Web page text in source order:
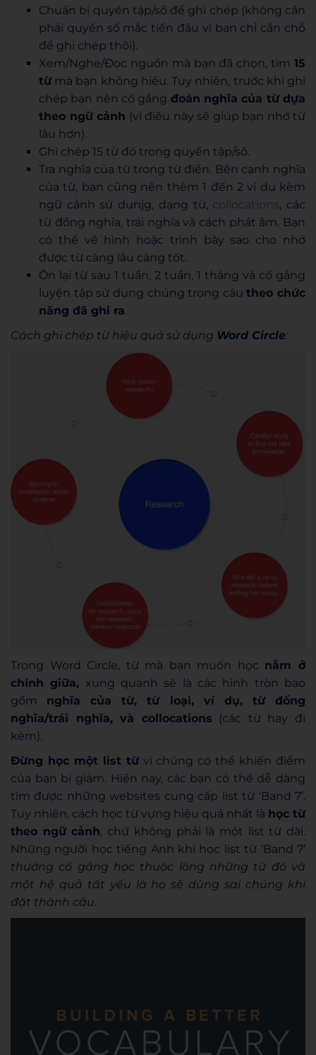
Chuẩn bị quyển tập/sổ để ghi chép (không cần
phải quyển sổ mắc tiền đâu vì bạn chỉ cần chỗ
để ghi chép thôi).
Xem/Nghe/Đọc nguồn mà bạn đã chọn, tìm 15
từ mà bạn không hiểu. Tuy nhiên, trước khi ghi
chép bạn nên cố gắng đoán nghĩa của từ dựa
theo ngữ cảnh (vì điều này sẽ giúp bạn nhớ từ
lâu hơn).
Ghi chép 15 từ đó trong quyển tập/sổ.
Tra nghĩa của từ trong từ điển. Bên cạnh nghĩa
của từ, bạn cũng nên thêm 1 đến 2 ví dụ kèm
ngữ cảnh sử dunjg, dạng từ, collocations, các
từ đồng nghĩa, trái nghĩa và cách phát âm. Bạn
có thể vẽ hình hoặc trình bày sao cho nhớ
được từ càng lâu càng tốt.
Ôn lại từ sau 1 tuần, 2 tuần, 1 tháng và cố gắng
luyện tập sử dụng chúng trong câutheo chức
năng đã ghi ra.
Cách ghi chép từ hiệu quả sử dụng Word Circle:
Trong Word Circle, từ mà bạn muốn học nằm ở
chính giữa, xung quanh sẽ là các hình tròn bao
gồm nghĩa của từ, từ loại, ví dụ, từ đồng
nghĩa/trái nghĩa, và collocations (các từ hay đi
kèm).
Đừng học một list từvì chúng có thể khiến điểm
của bạn bị giảm. Hiện nay, các bạn có thể dễ dàng
tìm được những websites cung cấp list từ ‘Band 7’.
Tuy nhiên, cách học từ vựng hiệu quả nhất là học từ
theo ngữ cảnh, chứ không phải là một list từ dài.
Những người học tiếng Anh khi học list từ ‘Band 7’
thường cố gắng học thuộc lòng những từ đó và
một hệ quả tất yếu là họ sẽ dùng sai chúng khi
đặt thành câu.